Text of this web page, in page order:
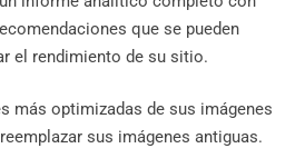
que se pueden
el rendimiento de su sitio.
más optimizadas de sus imágenes
sus imágenes antiguas.